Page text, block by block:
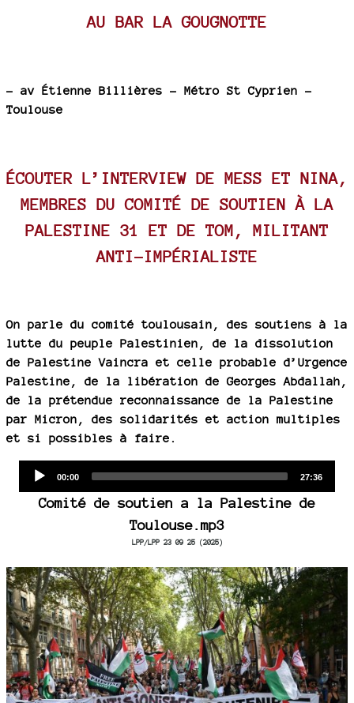
AU BAR LA GOUGNOTTE
– av Étienne Billières - Métro St Cyprien -
Toulouse
ÉCOUTER L’INTERVIEW DE MESS ET NINA,
MEMBRES DU COMITÉ DE SOUTIEN À LA
PALESTINE 31 ET DE TOM, MILITANT
ANTI-IMPÉRIALISTE
On parle du comité toulousain, des soutiens à la
lutte du peuple Palestinien, de la dissolution
de Palestine Vaincra et celle probable d’Urgence
Palestine, de la libération de Georges Abdallah,
de la prétendue reconnaissance de la Palestine
par Micron, des solidarités et action multiples
et si possibles à faire.
Current
00:00
Total
27:36
Comité de soutien a la Palestine de
Toulouse.mp3
LPP/LPP 23 09 25 (2025)